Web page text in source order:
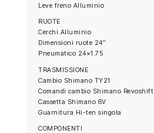
Leve freno Alluminio
RUOTE
Cerchi Alluminio
Dimensioni ruote 24″
Pneumatico 24×1.75
TRASMISSIONE
Cambio Shimano TY21
Comandi cambio Shimano Revoshift
Cassetta Shimano 6V
Guarnitura Hi-ten singola
COMPONENTI